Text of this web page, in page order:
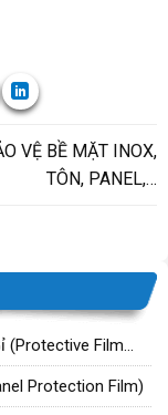
VỆ BỀ MẶT INOX,
TÔN, PANEL,…
(Protective Film
Protection Film)